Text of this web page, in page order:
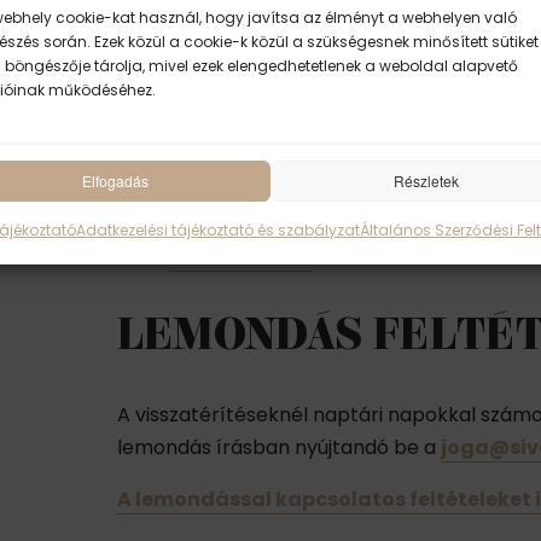
cookie-kat használ, hogy javítsa az élményt a webhelyen való
során. Ezek közül a cookie-k közül a szükségesnek minősített sütiket
böngészője tárolja, mivel ezek elengedhetetlenek a weboldal alapvető
működéséhez.
Elfogadás Részletek
Adatkezelési tájékoztató és szabályzatÁltalános Szerződési
Kérjük ezt a kedvezményt az irodával
MILYEN EGY JÓGATÁBOR?
Életképek a Sivánanda ásramban
Vélemények a Sivánanda Ásramról
LEMONDÁS
A visszatérítéseknél naptári napokkal
lemondás írásban nyújtandó be a
A lemondással kapcsolatos